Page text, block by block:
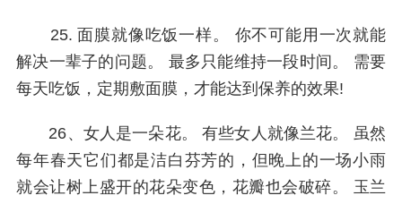
25. 面膜就像吃饭一样。 你不可能用一次就能
解决一辈子的问题。 最多只能维持一段时间。 需要
每天吃饭，定期敷面膜，才能达到保养的效果!
26、女人是一朵花。 有些女人就像兰花。 虽然
每年春天它们都是洁白芬芳的，但晚上的一场小雨
就会让树上盛开的花朵变色，花瓣也会破碎。 玉兰